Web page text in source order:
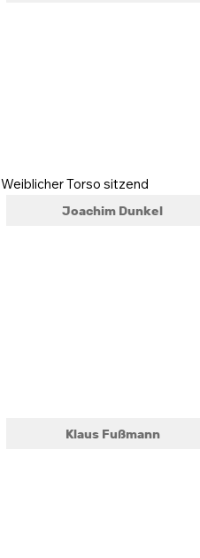
Weiblicher Torso sitzend
Joachim Dunkel
Klaus Fußmann